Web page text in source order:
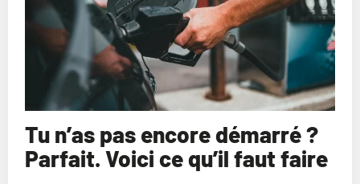
Tu n’as pas encore démarré ?
Parfait. Voici ce qu’il faut faire